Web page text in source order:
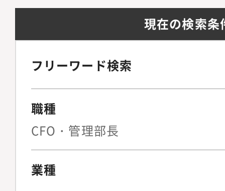
で、特にシンガポー
EC成長率は日本より
市場の事業規模の拡
しかし、生鮮食品に
送機能など）が未発
ジアでの、生産者と
流通の情報・物流・
実分析、経営層への
（有価証券報告書、
資金調達、資金管理
労務管理、コンプラ
総会、取締役会等の
連法務対応
のため）
現在の検索条
フリーワード検索
職種
CFO・管理部長
業種